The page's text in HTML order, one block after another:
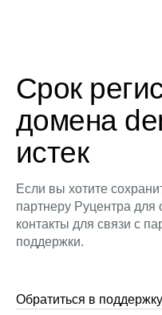
Срок
домена
истек
Если вы хотите
партнеру Руцентра для
контакты для связи с
поддержки.
Обратиться в поддержку